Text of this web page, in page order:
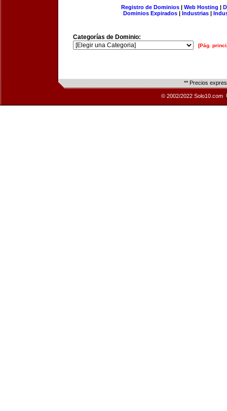
Registro de Dominios| Web Hosting |
Dominios Expirados | Industrias |
Categorías de Dominio:
[Pág.
** Precios
© 2002/2022 Solo10.com